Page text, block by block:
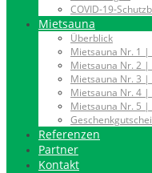
COVID-19-
Mietsauna
Überblick
Mietsauna Nr. 1 |
Mietsauna Nr. 2 |
Mietsauna Nr. 3 |
Mietsauna Nr. 4 |
Mietsauna Nr. 5 |
Referenzen
Partner
Kontakt